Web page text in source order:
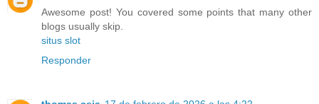
Awesome post! You covered some points that many other
blogs usually skip.
situs slot
Responder